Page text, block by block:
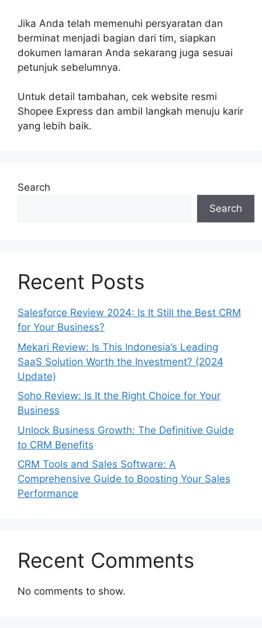
Jika Anda telah memenuhi persyaratan dan
berminat menjadi bagian dari tim, siapkan
dokumen lamaran Anda sekarang juga sesuai
petunjuk sebelumnya.
Untuk detail tambahan, cek website resmi
Shopee Express dan ambil langkah menuju karir
yang lebih baik.
Search
Search
Recent Posts
Salesforce Review 2024: Is It Still the Best CRM
for Your Business?
Mekari Review: Is This Indonesia’s Leading
SaaS Solution Worth the Investment? (2024
Update)
Soho Review: Is It the Right Choice for Your
Business
Unlock Business Growth: The Definitive Guide
to CRM Benefits
CRM Tools and Sales Software: A
Comprehensive Guide to Boosting Your Sales
Performance
Recent Comments
No comments to show.